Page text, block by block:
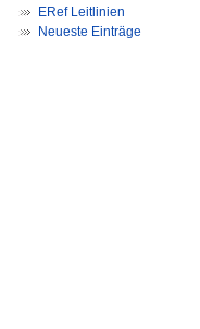
ERef Leitlinien
Neueste Einträge